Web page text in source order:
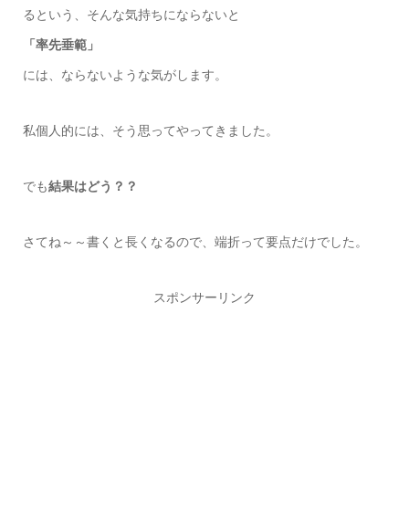
るという、そんな気持ちにならないと
「率先垂範」
には、ならないような気がします。
私個人的には、そう思ってやってきました。
でも結果はどう？？
さてね～～書くと長くなるので、端折って要点だけでした。
スポンサーリンク